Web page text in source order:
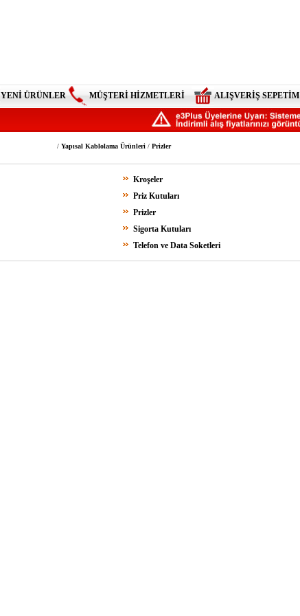
YENİ ÜRÜNLER MÜŞTERİ HİZMETLERİ ALIŞVERİŞ SEPETİM
/ Yapısal Kablolama Ürünleri/ Prizler
Kroşeler
Priz Kutuları
Prizler
Sigorta Kutuları
Telefon ve Data Soketleri